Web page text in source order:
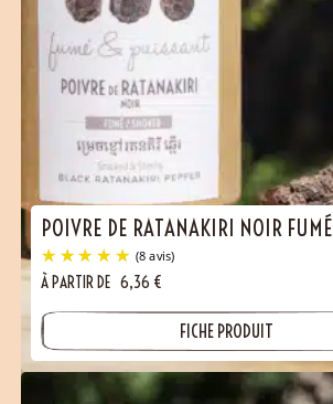
(17 avis)
POIVRE DE RATANAKIRI NOIR FUMÉ
À PARTIR DE 6,36 €
FICHE PRODUIT